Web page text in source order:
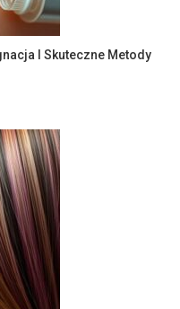
I Skuteczne Metody